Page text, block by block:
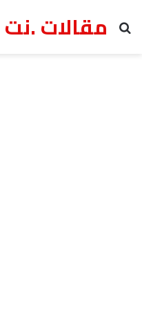
مقالات .نت
بحث عن